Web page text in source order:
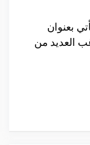
بعنوان
العديد من